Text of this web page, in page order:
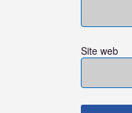
Site web